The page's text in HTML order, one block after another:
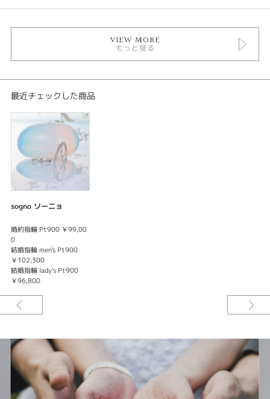
VIEW MORE
もっと見る
最近チェックした商品
sogno ソーニョ
婚約指輪 Pt900 ￥99,00
0
結婚指輪 men's Pt900
￥102,300
結婚指輪 lady's Pt900
￥96,800